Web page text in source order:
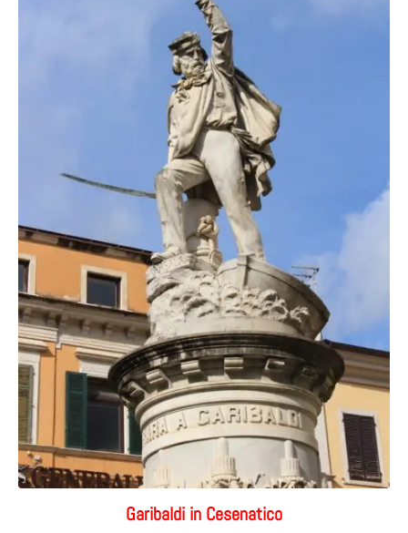
Garibaldi in Cesenatico